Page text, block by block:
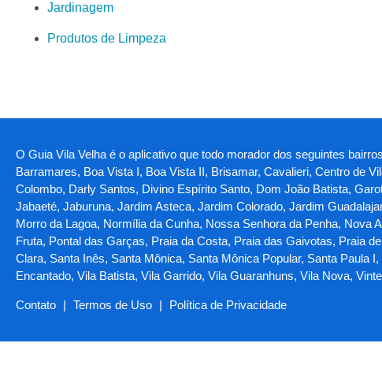
Jardinagem
Produtos de Limpeza
O Guia Vila Velha é o aplicativo que todo morador dos seguintes
Barramares, Boa Vista I, Boa Vista II, Brisamar, Cavalieri, Centro de
Colombo, Darly Santos, Divino Espírito Santo, Dom João Batista,
Jabaeté, Jaburuna, Jardim Asteca, Jardim Colorado, Jardim
Morro da Lagoa, Normília da Cunha, Nossa Senhora da Penha,
Fruta, Pontal das Garças, Praia da Costa, Praia das Gaivotas, Praia
Clara, Santa Inês, Santa Mônica, Santa Mônica Popular, Santa Paula
Encantado, Vila Batista, Vila Garrido, Vila Guaranhuns, Vila Nova,
Contato | Termos de Uso | Política de Privacidade